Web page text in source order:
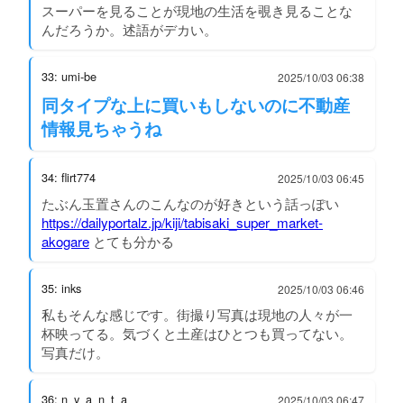
スーパーを見ることが現地の生活を覗き見ることな
んだろうか。述語がデカい。
33: umi-be 2025/10/03 06:38
同タイプな上に買いもしないのに不動産
情報見ちゃうね
34: flirt774 2025/10/03 06:45
たぶん玉置さんのこんなのが好きという話っぽい
https://dailyportalz.jp/kiji/tabisaki_super_market-
akogare とても分かる
35: inks 2025/10/03 06:46
私もそんな感じです。街撮り写真は現地の人々が一
杯映ってる。気づくと土産はひとつも買ってない。
写真だけ。
36: n_y_a_n_t_a 2025/10/03 06:47